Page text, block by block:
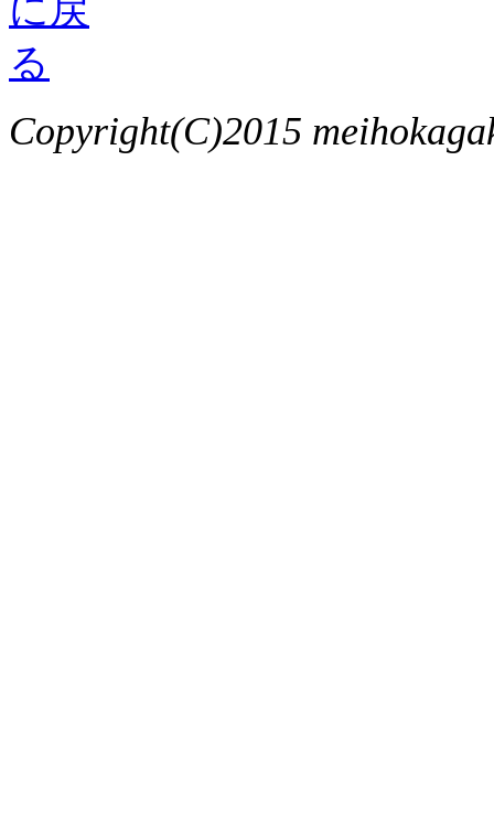
Copyright(C)2015